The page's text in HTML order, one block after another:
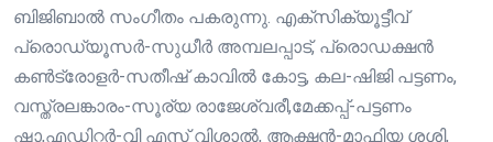
ബിജിബാൽ സംഗീതം പകരുന്നു. എക്സിക്യൂട്ടീവ്
പ്രൊഡ്യൂസർ-സുധീർ അമ്പലപ്പാട്, പ്രൊഡക്ഷൻ
കൺട്രോളർ-സതീഷ് കാവിൽ കോട്ട, കല-ഷിജി പട്ടണം,
വസ്ത്രലങ്കാരം-സൂര്യ രാജേശ്വരീ,മേക്കപ്പ്-പട്ടണം
ഷാ,എഡിറ്റർ-വി എസ് വിശാൽ, ആക്ഷൻ-മാഫിയ ശശി,